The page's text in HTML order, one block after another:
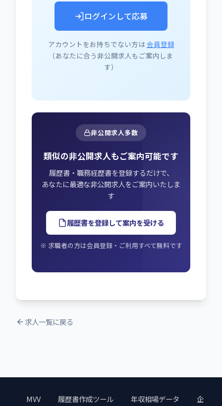
ログインして応募
アカウントをお持ちでない方は会員登録
（あなたに合う非公開求人もご案内しま
す）
非公開求人多数
類似の非公開求人もご案内可能です
履歴書・職務経歴書を登録するだけで、
あなたに最適な非公開求人をご案内いたしま
す
履歴書を登録して案内を受ける
※ 求職者の方は会員登録・ご利用すべて無料です
求人一覧に戻る
MVV 履歴書作成ツール 年収相場データ
企